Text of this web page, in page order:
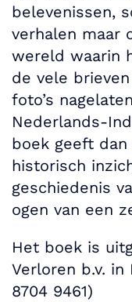
belevenissen,
verhalen maar
wereld waarin
de vele
foto’s
Nederlands-
boek geeft
historisch
geschiedenis
ogen van een
Het boek is
Verloren b.v. in
8704 9461)